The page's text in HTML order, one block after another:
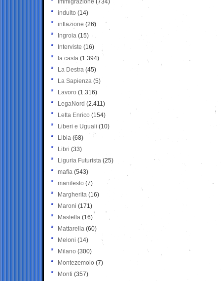
Immigrazione (734)
indulto (14)
inflazione (26)
Ingroia (15)
Interviste (16)
la casta (1.394)
La Destra (45)
La Sapienza (5)
Lavoro (1.316)
LegaNord (2.411)
Letta Enrico (154)
Liberi e Uguali (10)
Libia (68)
Libri (33)
Liguria Futurista (25)
mafia (543)
manifesto (7)
Margherita (16)
Maroni (171)
Mastella (16)
Mattarella (60)
Meloni (14)
Milano (300)
Montezemolo (7)
Monti (357)